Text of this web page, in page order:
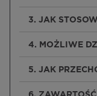
3. JAK
4. MOŻLIWE
5. JAK